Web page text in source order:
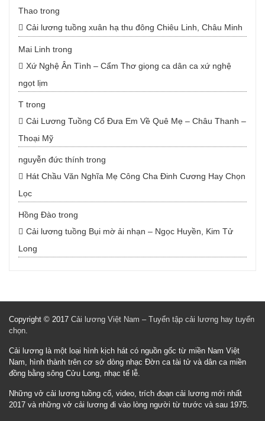
Thao trong
Cải lương tuồng xuân hạ thu đông Chiêu Linh, Châu Minh
Mai Linh trong
Xứ Nghệ Ân Tình – Cẩm Thơ giọng ca dân ca xứ nghệ
ngọt lịm
T trong
Cải Lương Tuồng Cổ Đưa Em Về Quê Mẹ – Châu Thanh –
Thoại Mỹ
nguyễn đức thính trong
Hát Chầu Văn Nghĩa Mẹ Công Cha Đinh Cương Hay Chọn
Lọc
Hồng Đào trong
Cải lương tuồng Bụi mờ ải nhạn – Ngọc Huyền, Kim Tử
Long
Copyright © 2017 Cải lương Việt Nam – Tuyển tập cải lương hay tuyển
chọn.
Cải lương là một loại hình kịch hát có nguồn gốc từ miền Nam Việt
Nam, hình thành trên cơ sở dòng nhạc Đờn ca tài tử và dân ca miền
đồng bằng sông Cửu Long, nhạc tế lễ.
Những vở cải lương tuồng cổ, video, trích đoạn cải lương mới nhất
2017 và những vở cải lương đi vào lòng người từ trước và sau 1975.